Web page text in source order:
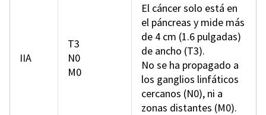
IIA
T3
N0
M0
El cáncer solo está en
el páncreas y mide más
de 4 cm (1.6 pulgadas)
de ancho (T3).
No se ha propagado a
los ganglios linfáticos
cercanos (N0), ni a
zonas distantes (M0).